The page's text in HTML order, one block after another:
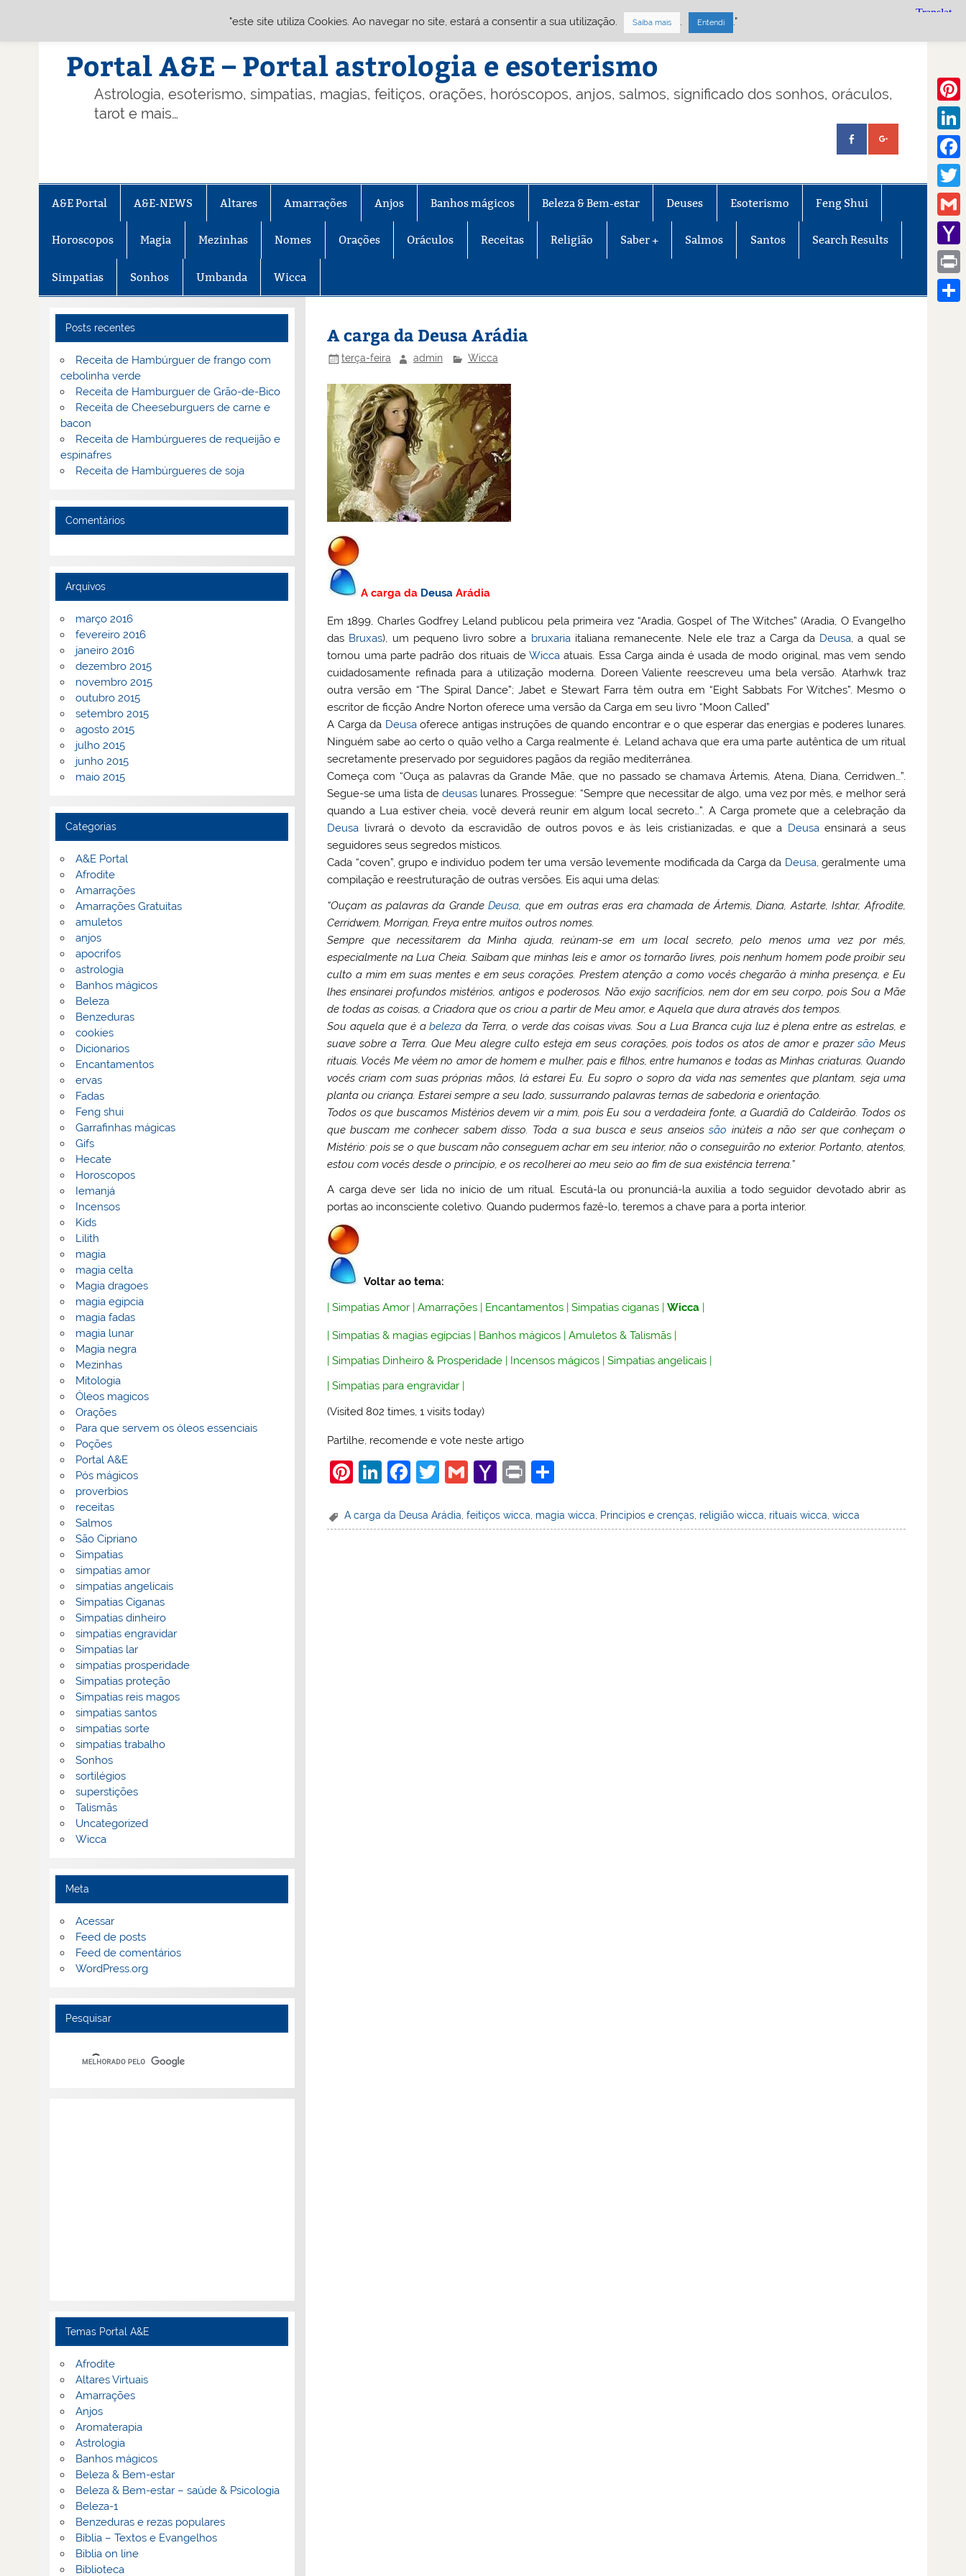
Portal A&E – Portal astrologia e esoterismo
Astrologia, esoterismo, simpatias, magias, feitiços, orações, horóscopos, anjos, salmos, significado dos sonhos, oráculos,
tarot e mais…
A&E Portal A&E-NEWS Altares Amarrações Anjos Banhos mágicos Beleza & Bem-estar Deuses Esoterismo Feng Shui
Horoscopos Magia Mezinhas Nomes Orações Oráculos Receitas Religião Saber + Salmos Santos Search Results
Simpatias Sonhos Umbanda Wicca
A carga da Deusa Arádia
terça-feira admin Wicca
A carga da Deusa Arádia
Em 1899, Charles Godfrey Leland publicou pela primeira vez “Aradia, Gospel of The Witches” (Aradia, O Evangelho
das Bruxas), um pequeno livro sobre a bruxariaitaliana remanecente. Nele ele traz a Carga da Deusa, a qual se
tornou uma parte padrão dos rituais de Wiccaatuais. Essa Carga ainda é usada de modo original, mas vem sendo
cuidadosamente refinada para a utilização moderna. Doreen Valiente reescreveu uma bela versão. Atarhwk traz
outra versão em “The Spiral Dance”; Jabet e Stewart Farra têm outra em “Eight Sabbats For Witches”. Mesmo o
escritor de ficção Andre Norton oferece uma versão da Carga em seu livro “Moon Called”
A Carga da Deusaoferece antigas instruções de quando encontrar e o que esperar das energias e poderes lunares.
Ninguém sabe ao certo o quão velho a Carga realmente é. Leland achava que era uma parte autêntica de um ritual
secretamente preservado por seguidores pagãos da região mediterrânea.
Começa com “Ouça as palavras da Grande Mãe, que no passado se chamava Ártemis, Atena, Diana, Cerridwen…”.
Segue-se uma lista de deusaslunares. Prossegue: “Sempre que necessitar de algo, uma vez por mês, e melhor será
quando a Lua estiver cheia, você deverá reunir em algum local secreto…”. A Carga promete que a celebração da
Deusa livrará o devoto da escravidão de outros povos e às leis cristianizadas, e que a Deusaensinará a seus
seguidores seus segredos místicos.
Cada “coven”, grupo e indivíduo podem ter uma versão levemente modificada da Carga da Deusa, geralmente uma
compilação e reestruturação de outras versões. Eis aqui uma delas:
“Ouçam as palavras da GrandeDeusa , que em outras eras era chamada de Ártemis, Diana, Astarte, Ishtar, Afrodite,
Cerridwem, Morrigan, Freya entre muitos outros nomes.
Sempre que necessitarem da Minha ajuda, reúnam-se em um local secreto, pelo menos uma vez por mês,
especialmente na Lua Cheia. Saibam que minhas leis e amor os tornarão livres, pois nenhum homem pode proibir seu
culto a mim em suas mentes e em seus corações. Prestem atenção a como vocês chegarão à minha presença, e Eu
lhes ensinarei profundos mistérios, antigos e poderosos. Não exijo sacrifícios, nem dor em seu corpo, pois Sou a Mãe
de todas as coisas, a Criadora que os criou a partir de Meu amor, e Aquela que dura através dos tempos.
Sou aquela que é abeleza da Terra, o verde das coisas vivas. Sou a Lua Branca cuja luz é plena entre as estrelas, e
suave sobre a Terra. Que Meu alegre culto esteja em seus corações, pois todos os atos de amor e prazer são Meus
rituais. Vocês Me vêem no amor de homem e mulher, pais e filhos, entre humanos e todas as Minhas criaturas. Quando
vocês criam com suas próprias mãos, lá estarei Eu. Eu sopro o sopro da vida nas sementes que plantam, seja uma
planta ou criança. Estarei sempre a seu lado, sussurrando palavras ternas de sabedoria e orientação.
Todos os que buscamos Mistérios devem vir a mim, pois Eu sou a verdadeira fonte, a Guardiã do Caldeirão. Todos os
que buscam me conhecer sabem disso. Toda a sua busca e seus anseiossão inúteis a não ser que conheçam o
Mistério: pois se o que buscam não conseguem achar em seu interior, não o conseguirão no exterior. Portanto, atentos,
estou com vocês desde o princípio, e os recolherei ao meu seio ao fim de sua existência terrena.”
A carga deve ser lida no início de um ritual. Escutá-la ou pronunciá-la auxilia a todo seguidor devotado abrir as
portas ao inconsciente coletivo. Quando pudermos fazê-lo, teremos a chave para a porta interior.
Voltar ao tema:
|Simpatias Amor |Amarrações | Encantamentos |Simpatias ciganas |Wicca |
|Simpatias & magias egípcias | Banhos mágicos |Amuletos & Talismãs |
|Simpatias Dinheiro & Prosperidade | Incensos mágicos |Simpatias angelicais |
|Simpatias para engravidar
(Visited 802 times, 1 visits today)
Partilhe, recomende e vote neste artigo
Pi
er
Li
k
F
c
T
itt
G
ai
Y
h
Pr
t
ar
A carga da Deusa Arádia,feitiços wicca, magia wicca, Principios e crenças, religião wicca, rituais wicca,wicca
Posts recentes
Receita de Hambúrguer de frango com
cebolinha verde
Receita de Hamburguer de Grão-de-Bico
Receita de Cheeseburguers de carne e
bacon
Receita de Hambúrgueres de requeijão e
espinafres
Receita de Hambúrgueres de soja
Comentários
Arquivos
março 2016
fevereiro 2016
janeiro 2016
dezembro 2015
novembro 2015
outubro 2015
setembro 2015
agosto 2015
julho 2015
junho 2015
maio 2015
Categorias
A&E Portal
Afrodite
Amarrações
Amarrações Gratuitas
amuletos
anjos
apocrifos
astrologia
Banhos mágicos
Beleza
Benzeduras
cookies
Dicionarios
Encantamentos
ervas
Fadas
Feng shui
Garrafinhas mágicas
Gifs
Hecate
Horoscopos
Iemanjá
Incensos
Kids
Lilith
magia
magia celta
Magia dragoes
magia egipcia
magia fadas
magia lunar
Magia negra
Mezinhas
Mitologia
Óleos magicos
Orações
Para que servem os óleos essenciais
Poções
Portal A&E
Pós mágicos
proverbios
receitas
Salmos
São Cipriano
Simpatias
simpatias amor
simpatias angelicais
Simpatias Ciganas
Simpatias dinheiro
simpatias engravidar
Simpatias lar
simpatias prosperidade
Simpatias proteção
Simpatias reis magos
simpatias santos
simpatias sorte
simpatias trabalho
Sonhos
sortilégios
superstições
Talismãs
Uncategorized
Wicca
Meta
Acessar
Feed de posts
Feed de comentários
WordPress.org
Pesquisar
Temas Portal A&E
Afrodite
Altares Virtuais
Amarrações
Anjos
Aromaterapia
Astrologia
Banhos mágicos
Beleza & Bem-estar
Beleza & Bem-estar – saúde & Psicologia
Beleza-1
Benzeduras e rezas populares
Bíblia – Textos e Evangelhos
Biblia on line
Biblioteca
Gmail
Mail
Print
"este site utiliza Cookies. Ao navegar no site, estará a consentir a sua utilização. Saiba mais . Entendi ."